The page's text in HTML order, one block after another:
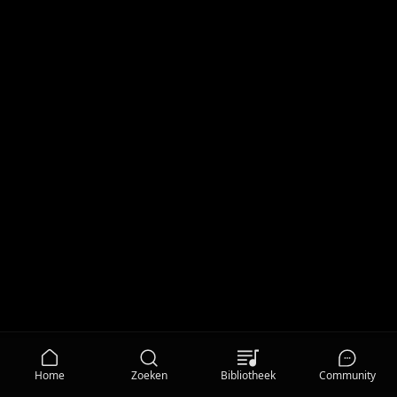
Home Zoeken Bibliotheek Community